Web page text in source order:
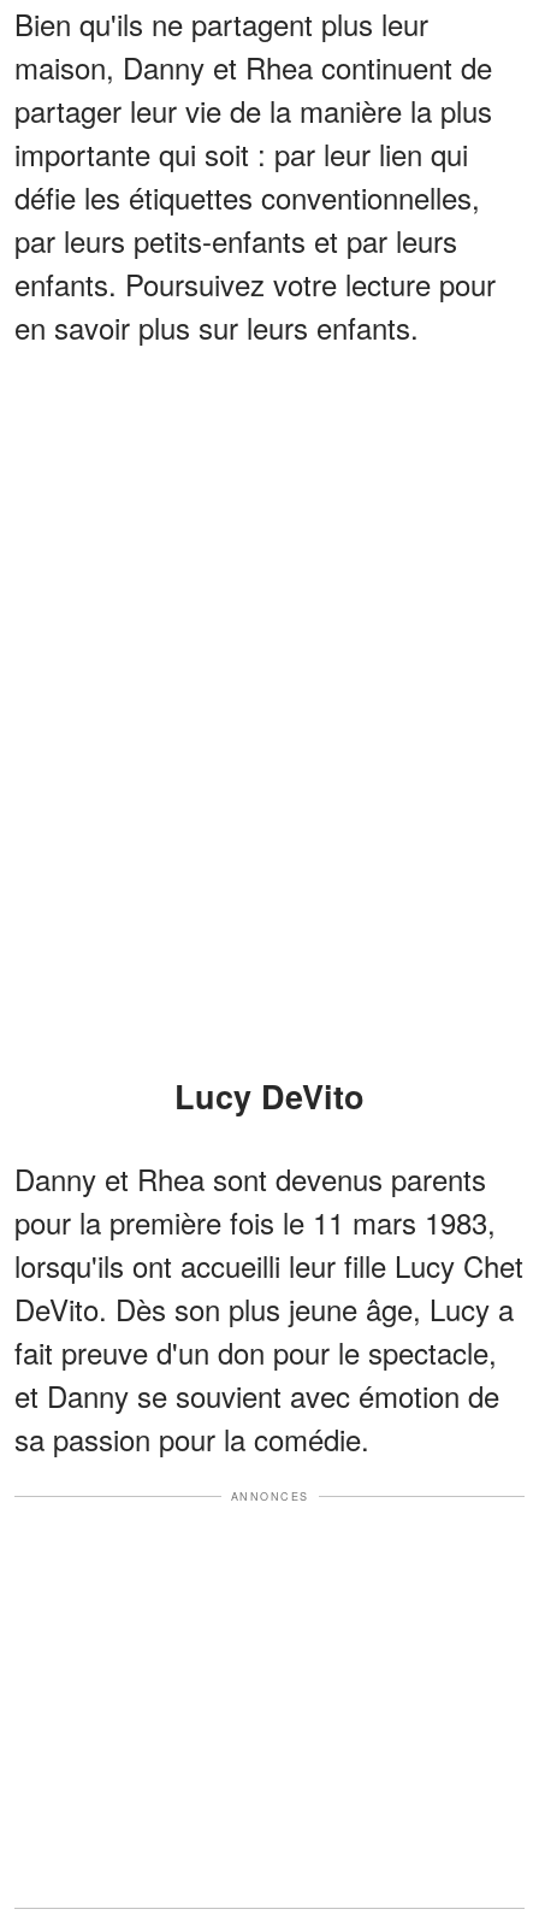
Bien qu'ils ne partagent plus leur
maison, Danny et Rhea continuent de
partager leur vie de la manière la plus
importante qui soit : par leur lien qui
défie les étiquettes conventionnelles,
par leurs petits-enfants et par leurs
enfants. Poursuivez votre lecture pour
en savoir plus sur leurs enfants.
Lucy DeVito
Danny et Rhea sont devenus parents
pour la première fois le 11 mars 1983,
lorsqu'ils ont accueilli leur fille Lucy Chet
DeVito. Dès son plus jeune âge, Lucy a
fait preuve d'un don pour le spectacle,
et Danny se souvient avec émotion de
sa passion pour la comédie.
ANNONCES